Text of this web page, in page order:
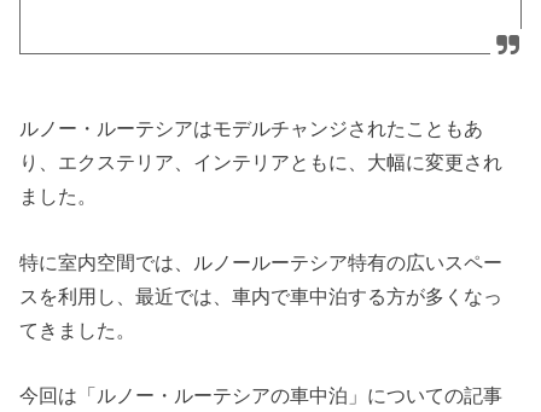
ルノー・ルーテシアはモデルチャンジされたこともあ
り、エクステリア、インテリアともに、大幅に変更され
ました。
特に室内空間では、ルノールーテシア特有の広いスペー
スを利用し、最近では、車内で車中泊する方が多くなっ
てきました。
今回は「ルノー・ルーテシアの車中泊」についての記事